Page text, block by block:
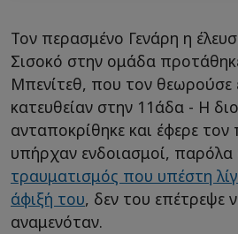
Τον περασμένο Γενάρη η
Σισοκό στην ομάδα
Μπενίτεθ, που τον θεωρούσε
κατευθείαν στην 11άδα - Η
ανταποκρίθηκε και έφερε τον
υπήρχαν ενδοιασμοί, παρόλα
τραυματισμός που υπέστη
άφιξή του, δεν του επέτρεψε
αναμενόταν.